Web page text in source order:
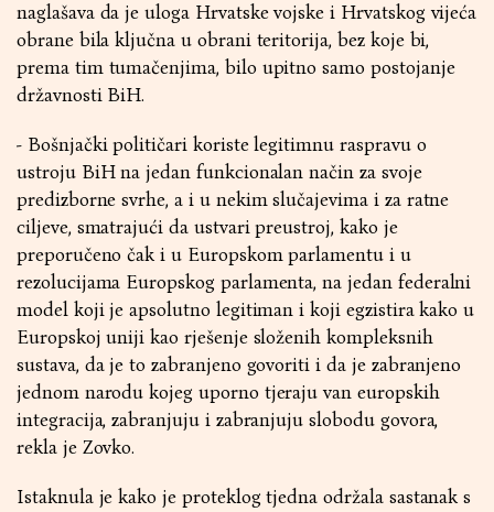
naglašava da je uloga Hrvatske vojske i Hrvatskog vijeća
obrane bila ključna u obrani teritorija, bez koje bi,
prema tim tumačenjima, bilo upitno samo postojanje
državnosti BiH.
- Bošnjački političari koriste legitimnu raspravu o
ustroju BiH na jedan funkcionalan način za svoje
predizborne svrhe, a i u nekim slučajevima i za ratne
ciljeve, smatrajući da ustvari preustroj, kako je
preporučeno čak i u Europskom parlamentu i u
rezolucijama Europskog parlamenta, na jedan federalni
model koji je apsolutno legitiman i koji egzistira kako u
Europskoj uniji kao rješenje složenih kompleksnih
sustava, da je to zabranjeno govoriti i da je zabranjeno
jednom narodu kojeg uporno tjeraju van europskih
integracija, zabranjuju i zabranjuju slobodu govora,
rekla je Zovko.
Istaknula je kako je proteklog tjedna održala sastanak s